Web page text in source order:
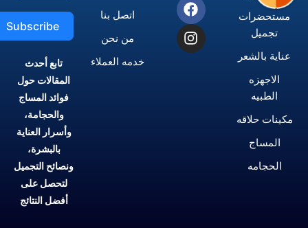
مستحضرات
تجميل
عناية بالشعر
الاجهزه
الطبيه
مكينات حلاقه
المساج
الحجامه
اتصل بنا
من نحن
خدمه العملاء
Subscribe
تابع أحدث
المقالات حول
فوائد المساج
والحجامة،
وأسرار العناية
بالبشرة،
ونصائح التجميل
لتحصل على
أفضل النتائج